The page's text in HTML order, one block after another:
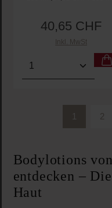
Regulärer
40,65 CHF
Inkl. MwSt
Produkt Anzahl:
Seite
1 2
Bodylotions
entdecken –
Haut